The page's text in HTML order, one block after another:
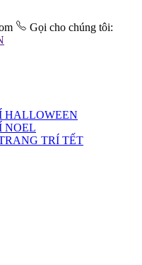
Gọi cho chúng tôi:
HALLOWEEN
NOEL
TRÍ TẾT